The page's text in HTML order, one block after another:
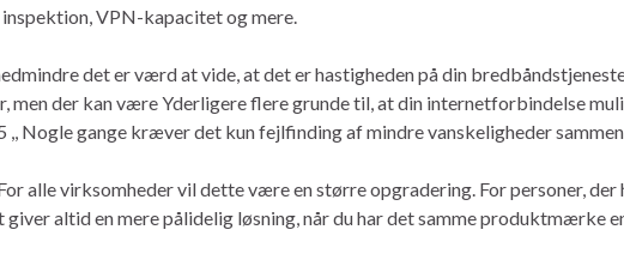
VPN-kapacitet og mere.
det er værd at vide, at det er hastigheden på din
men der kan være Yderligere flere grunde til, at din internetforbindelse
Nogle gange kræver det kun fejlfinding af mindre vanskeligheder
alle virksomheder vil dette være en større opgradering. For personer,
giver altid en mere pålidelig løsning, når du har det samme produktmærke